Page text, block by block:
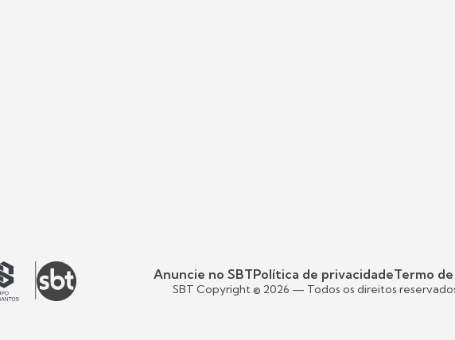
Anuncie no SBTPolítica de privacidadeTermo de
SBT Copyright © 2026 — Todos os direitos